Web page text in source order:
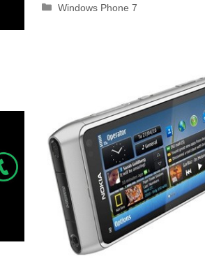
Categorie
Windows Phone 7